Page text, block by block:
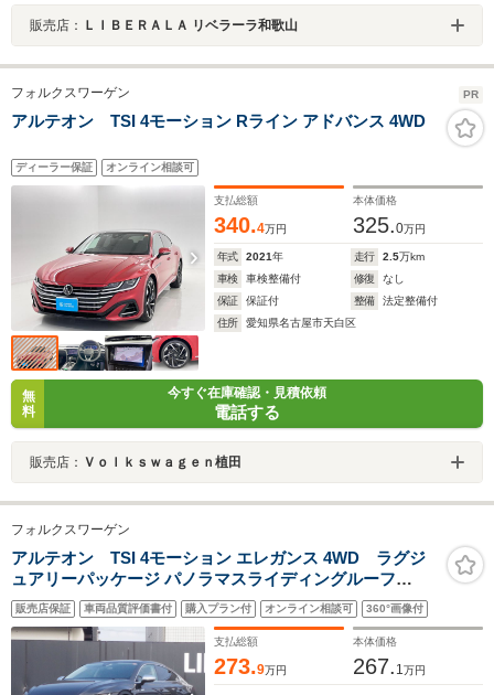
販売店： ＬＩＢＥＲＡＬＡ リベラーラ和歌山
フォルクスワーゲン PR
アルテオン TSI 4モーション Rライン アドバンス 4WD
ディーラー保証 オンライン相談可
支払総額
340.4万円
本体価格
325.0万円
年式 2021年 走行 2.5万km
車検
車検整備付 修復
なし
保証
保証付 整備
法定整備付
住所
愛知県名古屋市天白区
無
料
今すぐ在庫確認・見積依頼
電話する
販売店： Ｖｏｌｋｓｗａｇｅｎ植田
フォルクスワーゲン
アルテオン TSI 4モーション エレガンス 4WD ラグジ
ュアリーパッケージ パノラマスライディングルーフ
DYNAUDIOサウンド オールインセーフティ 黒ナッパレ
ザーシート 全席シートヒーター ヘッドアップディスプレ
イ 純正ナビフルセグTV 360度カメラ20インチAW
販売店保証 車両品質評価書付 購入プラン付 オンライン相談可 360°画像付
支払総額
273.9万円
本体価格
267. 1万円